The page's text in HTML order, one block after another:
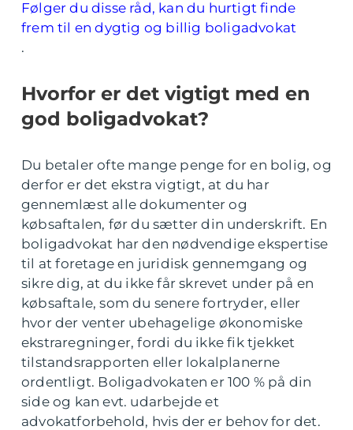
Følger du disse råd, kan du hurtigt finde
frem til en dygtig og billig boligadvokat
.
Hvorfor er det vigtigt med en
god boligadvokat?
Du betaler ofte mange penge for en bolig, og
derfor er det ekstra vigtigt, at du har
gennemlæst alle dokumenter og
købsaftalen, før du sætter din underskrift. En
boligadvokat har den nødvendige ekspertise
til at foretage en juridisk gennemgang og
sikre dig, at du ikke får skrevet under på en
købsaftale, som du senere fortryder, eller
hvor der venter ubehagelige økonomiske
ekstraregninger, fordi du ikke fik tjekket
tilstandsrapporten eller lokalplanerne
ordentligt. Boligadvokaten er 100 % på din
side og kan evt. udarbejde et
advokatforbehold, hvis der er behov for det.